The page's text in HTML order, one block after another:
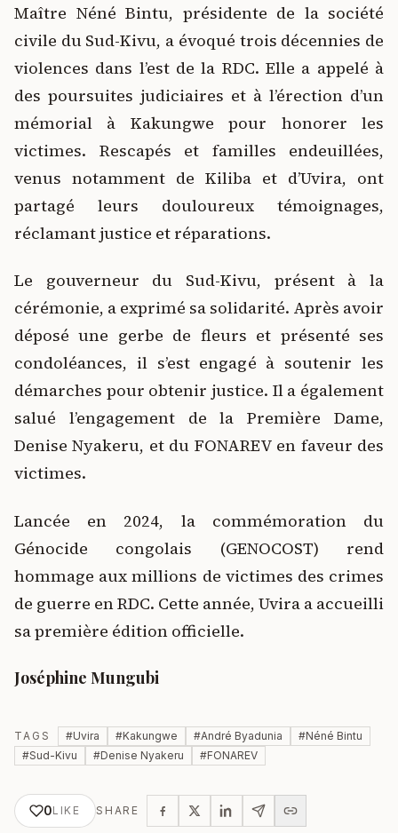
Maître Néné Bintu, présidente de la société
civile du Sud-Kivu, a évoqué trois décennies de
violences dans l’est de la RDC. Elle a appelé à
des poursuites judiciaires et à l’érection d’un
mémorial à Kakungwe pour honorer les
victimes. Rescapés et familles endeuillées,
venus notamment de Kiliba et d’Uvira, ont
partagé leurs douloureux témoignages,
réclamant justice et réparations.
Le gouverneur du Sud-Kivu, présent à la
cérémonie, a exprimé sa solidarité. Après avoir
déposé une gerbe de fleurs et présenté ses
condoléances, il s’est engagé à soutenir les
démarches pour obtenir justice. Il a également
salué l’engagement de la Première Dame,
Denise Nyakeru, et du FONAREV en faveur des
victimes.
Lancée en 2024, la commémoration du
Génocide congolais (GENOCOST) rend
hommage aux millions de victimes des crimes
de guerre en RDC. Cette année, Uvira a accueilli
sa première édition officielle.
Joséphine Mungubi
TAGS #Uvira #Kakungwe #André Byadunia #Néné Bintu
#Sud-Kivu #Denise Nyakeru #FONAREV
0LIKE SHARE